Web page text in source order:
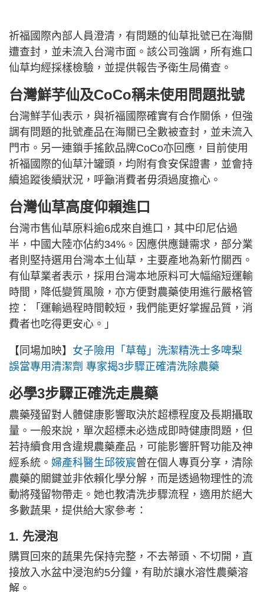
祈福國際內部人員澄清，有問題的仙草批號已在海關
遭查封，並未流入台灣市面。該公司強調，所有進口
仙草均經採樣檢驗，並提供報告予衛生局備查。
台灣鮮芋仙及CoCo稱未使用問題批號
台灣鮮芋仙表示，與祈福國際確實有合作關係，但強
調有問題的批號產品在海關已全數被查封，並未流入
門市。另一連鎖手搖飲品牌CoCo亦回應，目前使用
祈福國際的仙草汁罐頭，均附有食安保證書，並會持
續追蹤後續狀況，呼籲消費者毋須過度擔心。
台灣仙草高度仰賴進口
台灣市售仙草原料逾6成來自進口，其中印尼佔過
半，中國大陸亦佔約34%。因應供應鏈需求，部分業
者則堅持選用台灣本土仙草，主要產地為新竹關西。
有仙草業者表示，採用台灣本地原料可大幅縮短運輸
時間，降低變質風險，亦方便對農藥使用進行嚴格管
控：「運輸過程時間較短，我們能更好掌握品質，消
費者也吃得更安心。」
【同場加映】 女子險用「草莓」洗潔精洗士多啤梨
誤當專用清潔劑 專家揭3步驟正確清洗除農藥
必學3步驟正確洗走農藥
農藥殘留對人體健康影響取決於超標程度及長期攝取
量。一般來說，單次超標未必造成即時健康問題，但
若持續食用含違規農藥產品，可能影響肝腎功能及神
經系統。 婦產科醫生邱筱宸曾在個人專頁分享，清除
農藥的關鍵並非依賴化學分解，而是透過物理性的流
動將殘留物帶走。她也教清洗步驟流程，適用於絕大
多數蔬果，提供給大家參考：
1. 先浸泡
購買回來的蔬果先保持完整，不去蒂頭、不切開，直
接放入水盆中浸泡約5分鐘，有助於讓水溶性農藥溶
解。